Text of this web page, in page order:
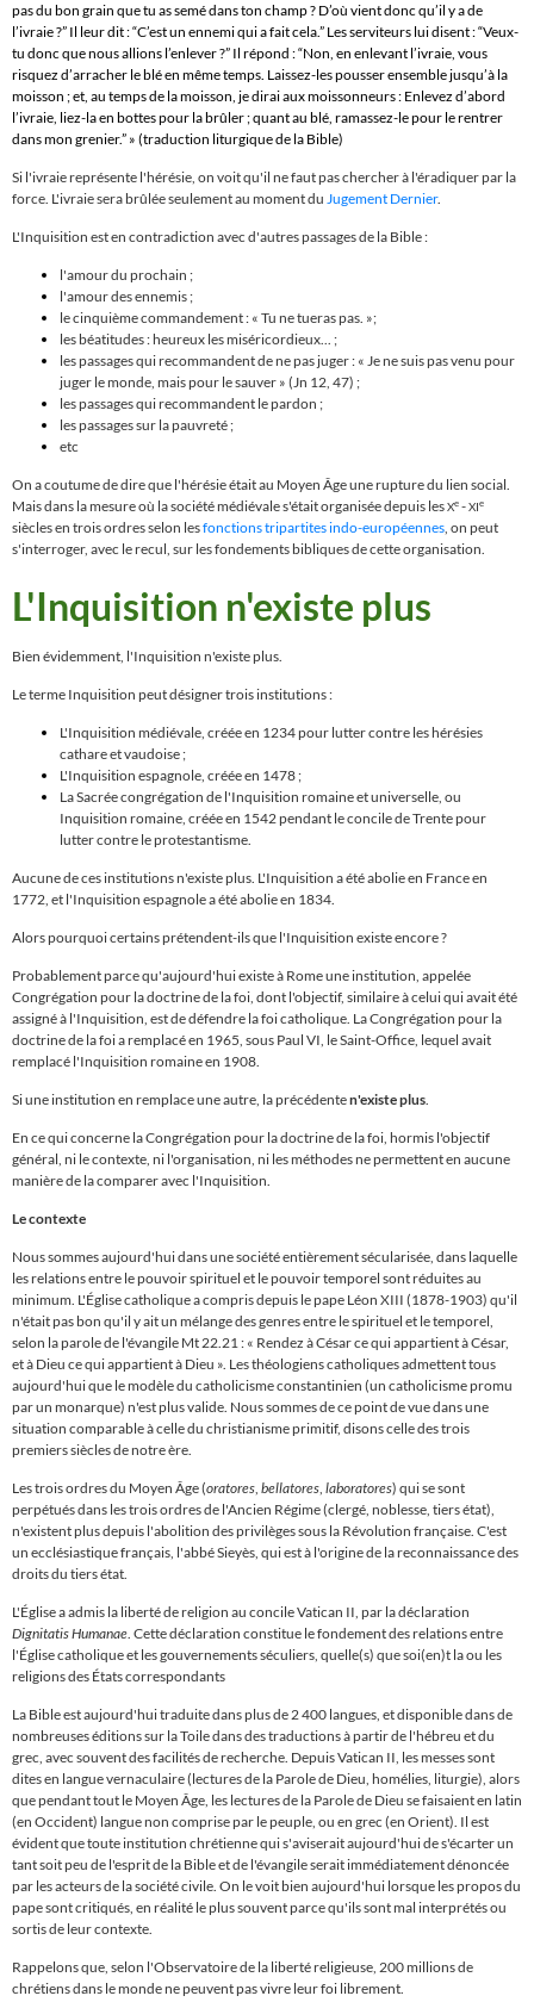
pas du bon grain que tu as semé dans ton champ ? D’où vient donc qu’il y a de
l’ivraie ?” Il leur dit : “C’est un ennemi qui a fait cela.” Les serviteurs lui disent : “Veux-
tu donc que nous allions l’enlever ?” Il répond : “Non, en enlevant l’ivraie, vous
risquez d’arracher le blé en même temps. Laissez-les pousser ensemble jusqu’à la
moisson ; et, au temps de la moisson, je dirai aux moissonneurs : Enlevez d’abord
l’ivraie, liez-la en bottes pour la brûler ; quant au blé, ramassez-le pour le rentrer
dans mon grenier.” » (traduction liturgique de la Bible)
Si l'ivraie représente l'hérésie, on voit qu'il ne faut pas chercher à l'éradiquer par la
force. L'ivraie sera brûlée seulement au moment du Jugement Dernier.
L'Inquisition est en contradiction avec d'autres passages de la Bible :
l'amour du prochain ;
l'amour des ennemis ;
le cinquième commandement : « Tu ne tueras pas. »;
les béatitudes : heureux les miséricordieux... ;
les passages qui recommandent de ne pas juger : « Je ne suis pas venu pour
juger le monde, mais pour le sauver » (Jn 12, 47) ;
les passages qui recommandent le pardon ;
les passages sur la pauvreté ;
etc
On a coutume de dire que l'hérésie était au Moyen Âge une rupture du lien social.
Mais dans la mesure où la société médiévale s'était organisée depuis lesXe -XIe
siècles en trois ordres selon lesfonctions tripartites indo-européennes, on peut
s'interroger, avec le recul, sur les fondements bibliques de cette organisation.
L'Inquisition n'existe plus
Bien évidemment, l'Inquisition n'existe plus.
Le terme Inquisition peut désigner trois institutions :
L'Inquisition médiévale, créée en 1234 pour lutter contre les hérésies
cathare et vaudoise ;
L'Inquisition espagnole, créée en 1478 ;
La Sacrée congrégation de l'Inquisition romaine et universelle, ou
Inquisition romaine, créée en 1542 pendant le concile de Trente pour
lutter contre le protestantisme.
Aucune de ces institutions n'existe plus. L'Inquisition a été abolie en France en
1772, et l'Inquisition espagnole a été abolie en 1834.
Alors pourquoi certains prétendent-ils que l'Inquisition existe encore ?
Probablement parce qu'aujourd'hui existe à Rome une institution, appelée
Congrégation pour la doctrine de la foi, dont l'objectif, similaire à celui qui avait été
assigné à l'Inquisition, est de défendre la foi catholique. La Congrégation pour la
doctrine de la foi a remplacé en 1965, sous Paul VI, le Saint-Office, lequel avait
remplacé l'Inquisition romaine en 1908.
Si une institution en remplace une autre, la précédenten'existe plus.
En ce qui concerne la Congrégation pour la doctrine de la foi, hormis l'objectif
général, ni le contexte, ni l'organisation, ni les méthodes ne permettent en aucune
manière de la comparer avec l'Inquisition.
Le contexte
Nous sommes aujourd'hui dans une société entièrement sécularisée, dans laquelle
les relations entre le pouvoir spirituel et le pouvoir temporel sont réduites au
minimum. L'Église catholique a compris depuis le pape Léon XIII (1878-1903) qu'il
n'était pas bon qu'il y ait un mélange des genres entre le spirituel et le temporel,
selon la parole de l'évangile Mt 22.21 : « Rendez à César ce qui appartient à César,
et à Dieu ce qui appartient à Dieu ». Les théologiens catholiques admettent tous
aujourd'hui que le modèle du catholicisme constantinien (un catholicisme promu
par un monarque) n'est plus valide. Nous sommes de ce point de vue dans une
situation comparable à celle du christianisme primitif, disons celle des trois
premiers siècles de notre ère.
Les trois ordres du Moyen Âge (oratores, bellatores, laboratores) qui se sont
perpétués dans les trois ordres de l'Ancien Régime (clergé, noblesse, tiers état),
n'existent plus depuis l'abolition des privilèges sous la Révolution française. C'est
un ecclésiastique français, l'abbé Sieyès, qui est à l'origine de la reconnaissance des
droits du tiers état.
L'Église a admis la liberté de religion au concile Vatican II, par la déclaration
Dignitatis Humanae. Cette déclaration constitue le fondement des relations entre
l'Église catholique et les gouvernements séculiers, quelle(s) que soi(en)t la ou les
religions des États correspondants
La Bible est aujourd'hui traduite dans plus de 2 400 langues, et disponible dans de
nombreuses éditions sur la Toile dans des traductions à partir de l'hébreu et du
grec, avec souvent des facilités de recherche. Depuis Vatican II, les messes sont
dites en langue vernaculaire (lectures de la Parole de Dieu, homélies, liturgie), alors
que pendant tout le Moyen Âge, les lectures de la Parole de Dieu se faisaient en latin
(en Occident) langue non comprise par le peuple, ou en grec (en Orient). Il est
évident que toute institution chrétienne qui s'aviserait aujourd'hui de s'écarter un
tant soit peu de l'esprit de la Bible et de l'évangile serait immédiatement dénoncée
par les acteurs de la société civile. On le voit bien aujourd'hui lorsque les propos du
pape sont critiqués, en réalité le plus souvent parce qu'ils sont mal interprétés ou
sortis de leur contexte.
Rappelons que, selon l'Observatoire de la liberté religieuse, 200 millions de
chrétiens dans le monde ne peuvent pas vivre leur foi librement.